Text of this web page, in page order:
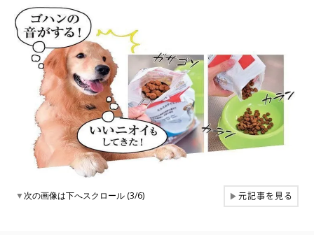
▼次の画像は下へスクロール (3/6) ▶元記事を見る